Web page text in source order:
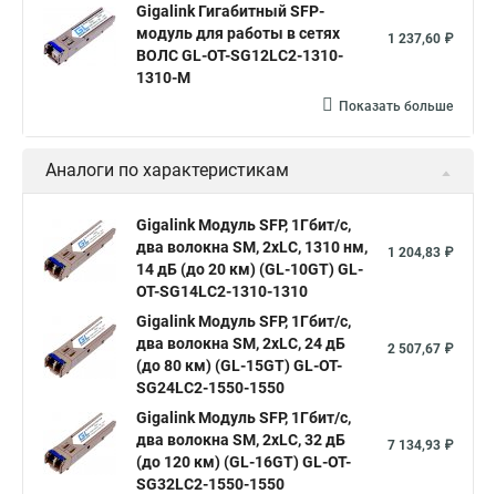
Gigalink Гигабитный SFP-
модуль для работы в сетях
ВОЛС GL-OT-SG12LC2-1310-
1310-M
1 237,60 ₽
Показать больше
Аналоги по характеристикам
Gigalink Модуль SFP, 1Гбит/c,
два волокна SM, 2xLC, 1310 нм,
14 дБ (до 20 км) (GL-10GT) GL-
OT-SG14LC2-1310-1310
1 204,83 ₽
Gigalink Модуль SFP, 1Гбит/c,
два волокна SM, 2xLC, 24 дБ
(до 80 км) (GL-15GT) GL-OT-
SG24LC2-1550-1550
2 507,67 ₽
Gigalink Модуль SFP, 1Гбит/c,
два волокна SM, 2xLC, 32 дБ
(до 120 км) (GL-16GT) GL-OT-
SG32LC2-1550-1550
7 134,93 ₽